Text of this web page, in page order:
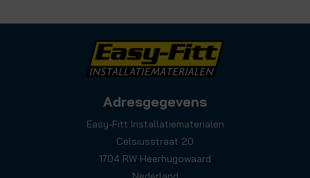
Adresgegevens
Easy-Fitt Installatiematerialen
Celsiusstraat 20
1704 RW Heerhugowaard